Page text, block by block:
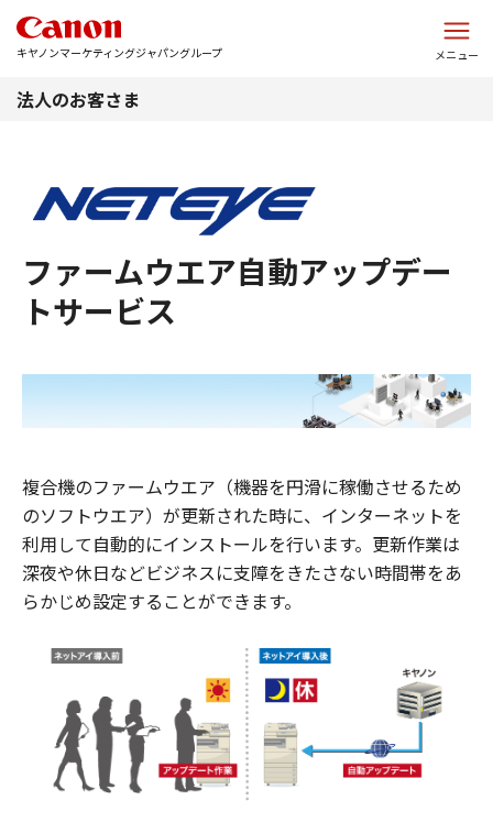
キヤノンマーケティングジャパングループ メニュー
法人のお客さま
ファームウエア自動アップデー
トサービス
複合機のファームウエア（機器を円滑に稼働させるため
のソフトウエア）が更新された時に、インターネットを
利用して自動的にインストールを行います。更新作業は
深夜や休日などビジネスに支障をきたさない時間帯をあ
らかじめ設定することができます。